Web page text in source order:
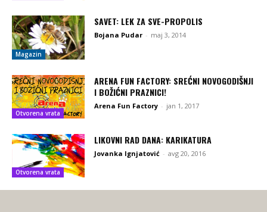
Magazin
SAVET: LEK ZA SVE-PROPOLIS
Bojana Pudar - maj 3, 2014
Otvorena vrata
ARENA FUN FACTORY: SREĆNI NOVOGODIŠNJI
I BOŽIĆNI PRAZNICI!
Arena Fun Factory - jan 1, 2017
Otvorena vrata
LIKOVNI RAD DANA: KARIKATURA
Jovanka Ignjatović - avg 20, 2016